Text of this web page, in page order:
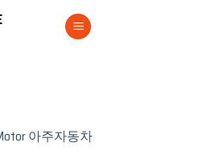
아주자동차